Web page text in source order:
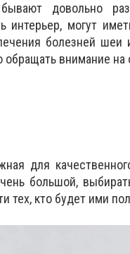
довольно
интерьер, могут
болезней шеи
внимание
для
большой,
тех, кто будет ими